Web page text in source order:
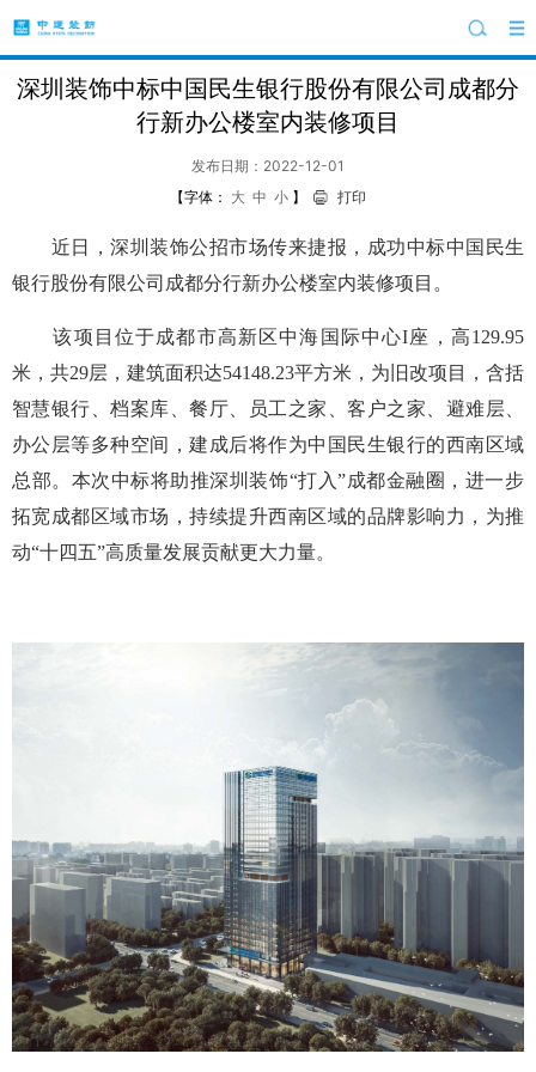
深圳装饰中标中国民生银行股份有限公司成都分
行新办公楼室内装修项目
发布日期：2022-12-01
【字体： 大 中 小 】 打印
近日，深圳装饰公招市场传来捷报，成功中标中国民生
银行股份有限公司成都分行新办公楼室内装修项目。
该项目位于成都市高新区中海国际中心I座，高129.95
米，共29层，建筑面积达54148.23平方米，为旧改项目，含括
智慧银行、档案库、餐厅、员工之家、客户之家、避难层、
办公层等多种空间，建成后将作为中国民生银行的西南区域
总部。本次中标将助推深圳装饰“打入”成都金融圈，进一步
拓宽成都区域市场，持续提升西南区域的品牌影响力，为推
动“十四五”高质量发展贡献更大力量。